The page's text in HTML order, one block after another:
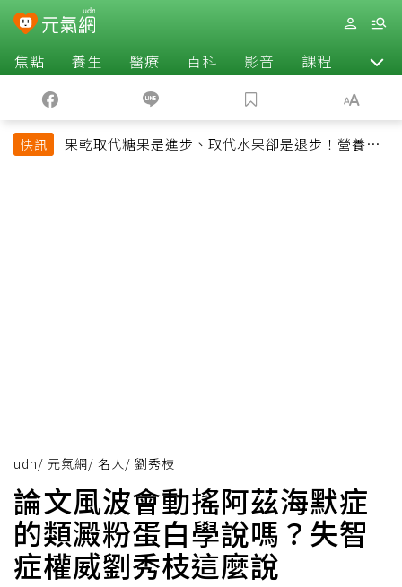
焦點 養生 醫療 百科 影音 課程 退休
快訊
果乾取代糖果是進步、取代水果卻是退步！營養師
udn/ 元氣網/ 名人/ 劉秀枝
論文風波會動搖阿茲海默症
的類澱粉蛋白學說嗎？失智
症權威劉秀枝這麼說